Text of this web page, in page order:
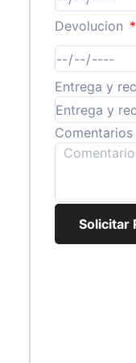
Devolucion
Entrega y
Comentarios
Solicitar